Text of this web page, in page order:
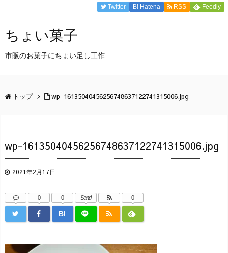
Twitter B! Hatena RSS Feedly
ちょい菓子
市販のお菓子にちょい足し工作
トップ > wp-16135040456256748637122741315006.jpg
wp-16135040456256748637122741315006.jpg
2021年2月17日
0
B!
0 Send 0